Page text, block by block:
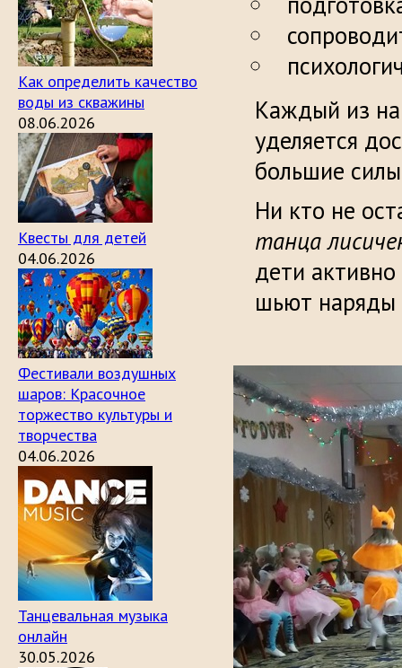
Как определить качество
воды из скважины
08.06.2026
Квесты для детей
04.06.2026
Фестивали воздушных
шаров: Красочное
торжество культуры и
творчества
04.06.2026
Танцевальная музыка
онлайн
30.05.2026
Каждый из
уделяется
большие
Ни кто не
танца
дети
шьют наряды